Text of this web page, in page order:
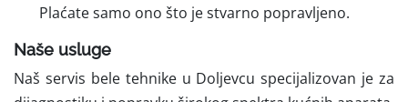
Plaćate samo ono što je stvarno popravljeno.
Naše usluge
Naš servis bele tehnike u Doljevcu specijalizovan je za